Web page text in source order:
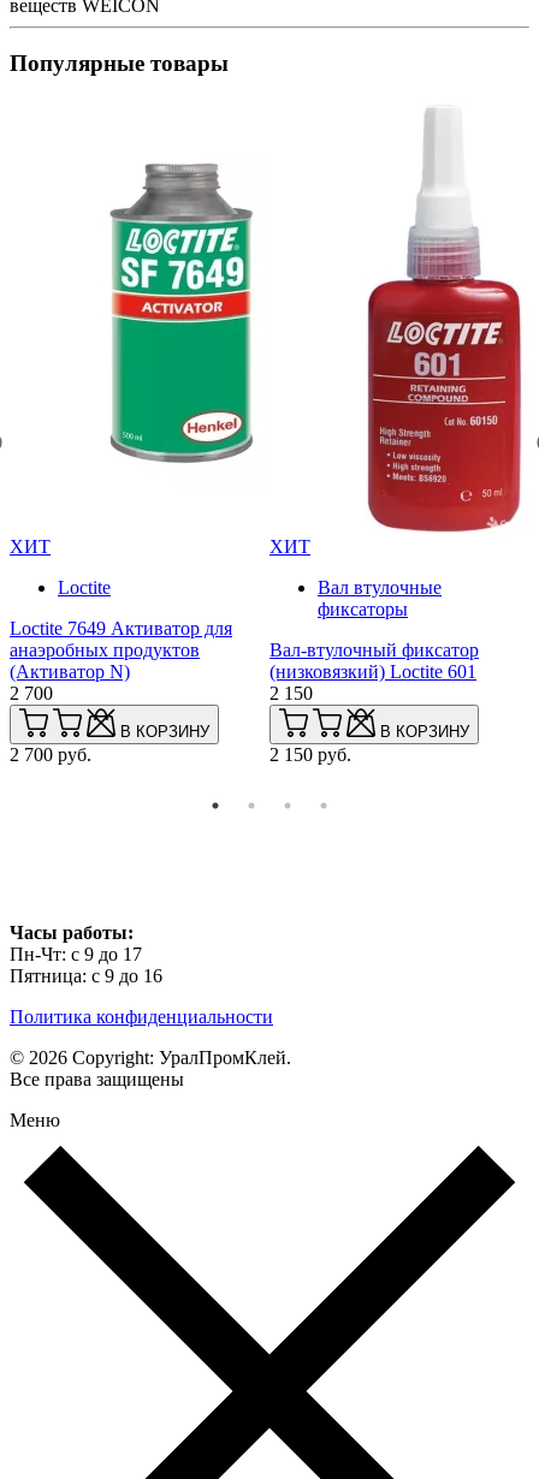
веществ WEICON
Популярные товары
ХИТ
Loctite
Loctite 7649 Активатор для
анаэробных продуктов
(Активатор N)
2 700
В КОРЗИНУ
2 700 руб.
ХИТ
Вал втулочные
фиксаторы
Вал-втулочный фиксатор
(низковязкий) Loctite 601
2 150
В КОРЗИНУ
2 150 руб.
Часы работы:
Пн-Чт: с 9 до 17
Пятница: с 9 до 16
Политика конфиденциальности
© 2026 Copyright: УралПромКлей.
Все права защищены
Меню